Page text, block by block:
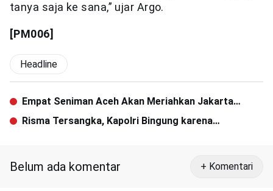
tanya saja ke sana,” ujar Argo.
[PM006]
Headline
Empat Seniman Aceh Akan Meriahkan Jakarta
Biennale 2015
Risma Tersangka, Kapolri Bingung karena
Belum ada komentar + Komentari